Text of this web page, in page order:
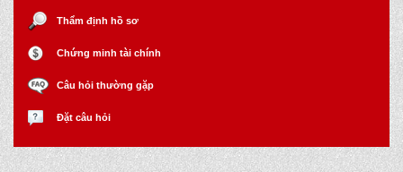
Thẩm định hồ sơ
Chứng minh tài chính
Câu hỏi thường gặp
Đặt câu hỏi